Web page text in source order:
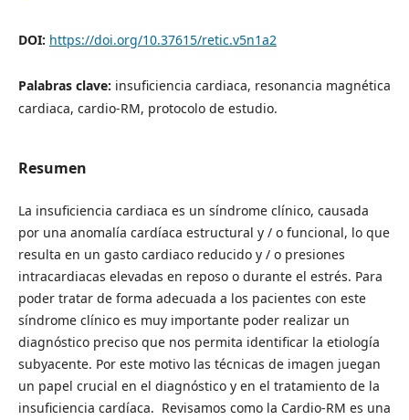
DOI: https://doi.org/10.37615/retic.v5n1a2
Palabras clave: insuficiencia cardiaca, resonancia magnética
cardiaca, cardio-RM, protocolo de estudio.
Resumen
La insuficiencia cardiaca es un síndrome clínico, causada
por una anomalía cardíaca estructural y / o funcional, lo que
resulta en un gasto cardiaco reducido y / o presiones
intracardiacas elevadas en reposo o durante el estrés. Para
poder tratar de forma adecuada a los pacientes con este
síndrome clínico es muy importante poder realizar un
diagnóstico preciso que nos permita identificar la etiología
subyacente. Por este motivo las técnicas de imagen juegan
un papel crucial en el diagnóstico y en el tratamiento de la
insuficiencia cardíaca. Revisamos como la Cardio-RM es una